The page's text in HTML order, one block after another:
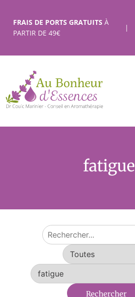
contenu
FRAIS DE PORTS GRATUITS À
PARTIR DE 49€
|
fatigue